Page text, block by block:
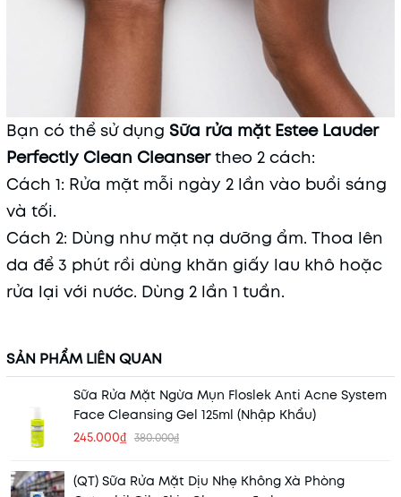
Bạn có thể sử dụng Sữa rửa mặt Estee Lauder
Perfectly Clean Cleansertheo 2 cách:
Cách 1: Rửa mặt mỗi ngày 2 lần vào buổi sáng
và tối.
Cách 2: Dùng như mặt nạ dưỡng ẩm. Thoa lên
da để 3 phút rồi dùng khăn giấy lau khô hoặc
rửa lại với nước. Dùng 2 lần 1 tuần.
SẢN PHẨM LIÊN QUAN
Sữa Rửa Mặt Ngừa Mụn Floslek Anti Acne System
Face Cleansing Gel 125ml (Nhập Khẩu)
245.000₫ 380.000₫
(QT) Sữa Rửa Mặt Dịu Nhẹ Không Xà Phòng